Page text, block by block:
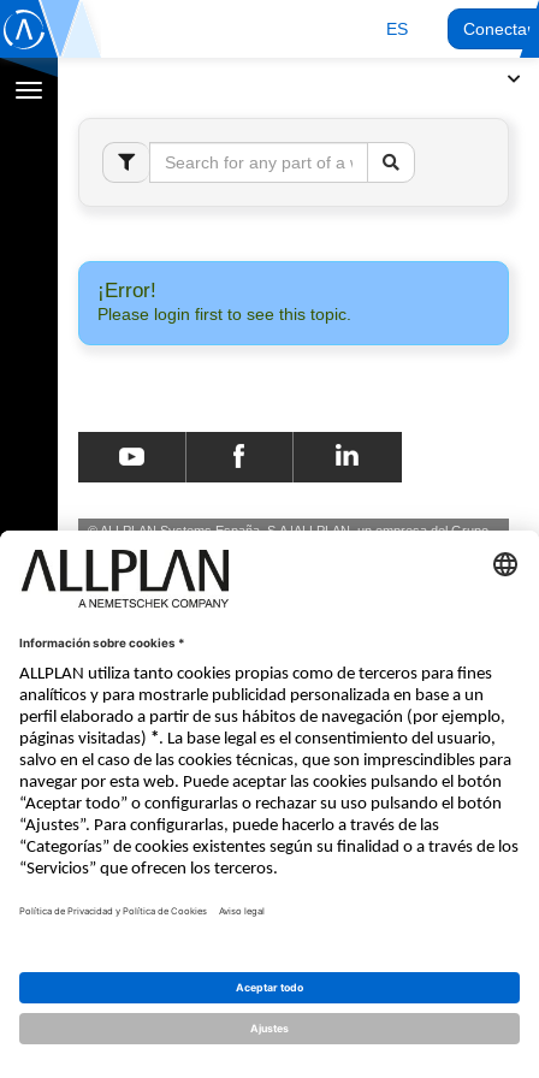
ES
Cambiar
navegación
¡Error!
Please login first to see this topic.
© ALLPLAN Systems España, S.A ALLPLAN, un empresa delGrupo
Nemetschek